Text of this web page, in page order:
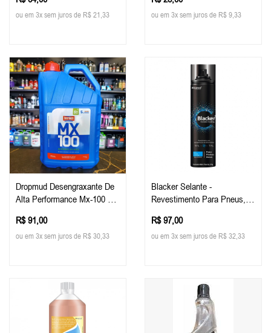
ou em 3x sem juros de R$ 21,33 ou em 3x sem juros de R$ 9,33
Dropmud Desengraxante De
Alta Performance Mx-100 5
R$ 91,00
ou em 3x sem juros de R$ 30,33
Blacker Selante -
Revestimento Para Pneus,
Alcance
R$ 97,00
ou em 3x sem juros de R$ 32,33